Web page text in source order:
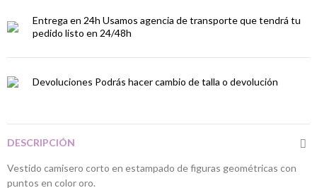
Entrega en 24h Usamos agencia de transporte que tendrá tu
pedido listo en 24/48h
Devoluciones Podrás hacer cambio de talla o devolución
DESCRIPCIÓN
Vestido camisero corto en estampado de figuras geométricas con
puntos en color oro.